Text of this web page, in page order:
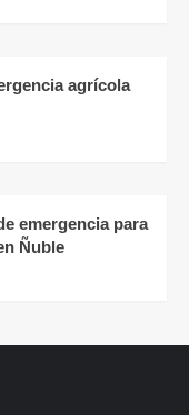
agrícola
emergencia para
Ñuble